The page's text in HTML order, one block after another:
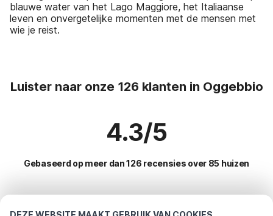
blauwe water van het Lago Maggiore, het Italiaanse
leven en onvergetelijke momenten met de mensen met
wie je reist.
Luister naar onze 126 klanten in Oggebbio
4.3/5
Gebaseerd op meer dan 126 recensies over 85 huizen
Meest populaire bestemmingen voor